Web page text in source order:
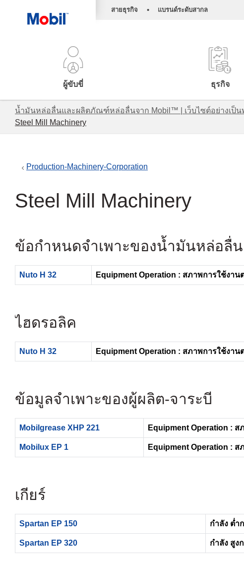
สายธุรกิจ • แบรนด์ระดับสากล
ผู้ขับขี่ ธุรกิจ
น้ำมันหล่อลื่นและผลิตภัณฑ์หล่อลื่นจาก Mobil™ | เว็บไซต์อย่างเป็น
Steel Mill Machinery
Production-Machinery-Corporation
Steel Mill Machinery
ข้อกำหนดจำเพาะของน้ำมันหล่อลื่น
Nuto H 32 Equipment Operation : สภาพการใช้งา
ไฮดรอลิค
Nuto H 32 Equipment Operation : สภาพการใช้งา
ข้อมูลจำเพาะของผู้ผลิต-จาระบี
Mobilgrease XHP 221 Equipment Operation :
Mobilux EP 1 Equipment Operation :
เกียร์
Spartan EP 150 กำลัง ต่ำ
Spartan EP 320 กำลัง สูง